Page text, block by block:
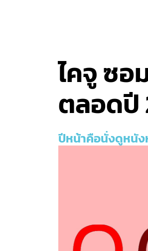
ไคจู ซอ
ตลอดปี
ปีหน้าคือนั่งดูหนัง